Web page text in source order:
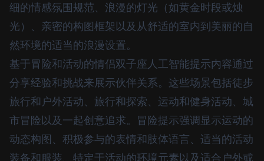
细的情感氛围规范、浪漫的灯光（如黄金时段或烛
光）、亲密的构图框架以及从舒适的室内到美丽的自
然环境的适当的浪漫设置。
基于冒险和活动的情侣双子座人工智能提示内容通过
分享经验和挑战来展示伙伴关系。这些场景包括徒步
旅行和户外活动、旅行和探索、运动和健身活动、城
市冒险以及一起创意追求。冒险提示强调显示运动的
动态构图、积极参与的表情和肢体语言、适当的活动
装备和服装、特定于活动的环境元素以及适合户外或